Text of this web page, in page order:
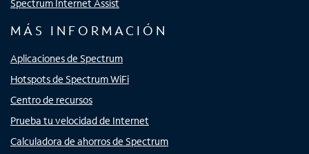
Spectrum Internet Assist
MÁS INFORMACIÓN
Aplicaciones de Spectrum
Hotspots de Spectrum WiFi
Centro de recursos
Prueba tu velocidad de Internet
Calculadora de ahorros de Spectrum